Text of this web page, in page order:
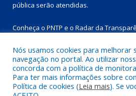
pública serão atendidas.
Conheça o PNTP e o Radar da
Todos os direitos reservados a
Marapanim.
Nós usamos cookies para melhorar
navegação no portal. Ao utilizar
concorda com a política de
Para ter mais informações sobre
Política de cookies (Leia mais). Se